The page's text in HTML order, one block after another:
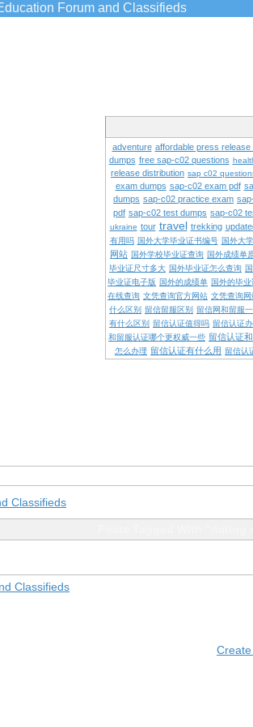
Forum and Classifieds
adventure affordable press
dumps free sap-c02 questions
release distribution sap c02
exam dumps sap-c02 exam pdf
dumps sap-c02 practice exam
pdf sap-c02 test dumps sap-c02
ukraine tour travel trekking
有用吗 国外大学毕业证书编号 国外大
网站 国外学校毕业证查询 国外成绩单
毕业证尺寸多大 国外毕业证怎么查询
毕业证电子版 国外的成绩单 国外的毕
在线查询 文凭查询官方网站 文凭查询网
什么区别 留信留服区别 留信网和留服
有什么区别 留信认证值得吗 留信认证
和留服认证哪个更权威一些 留信认证
怎么办理 留信认证有什么用 留信认
Classifieds
Classifieds